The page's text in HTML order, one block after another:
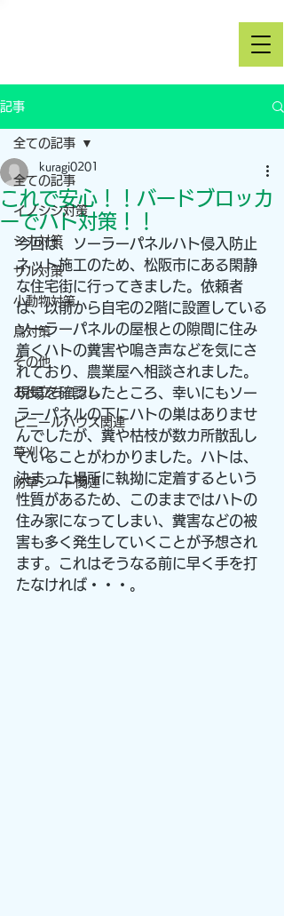
記事
全ての記事
イノシシ対策
シカ対策
サル対策
小動物対策
鳥対策
その他
お役立ちコラム
ビニールハウス関連
草刈り
防草シート関連
全ての記事
これで安心！！バードブロッカ
ーでハト対策！！
kuragi0201
今回は、ソーラーパネルハト侵入防止
ネット施工のため、松阪市にある閑静
な住宅街に行ってきました。依頼者
は、以前から自宅の2階に設置している
ソーラーパネルの屋根との隙間に住み
着くハトの糞害や鳴き声などを気にさ
れており、農業屋へ相談されました。
現場を確認したところ、幸いにもソー
ラーパネルの下にハトの巣はありませ
んでしたが、糞や枯枝が数カ所散乱し
ていることがわかりました。ハトは、
決まった場所に執拗に定着するという
性質があるため、このままではハトの
住み家になってしまい、糞害などの被
害も多く発生していくことが予想され
ます。これはそうなる前に早く手を打
たなければ・・・。